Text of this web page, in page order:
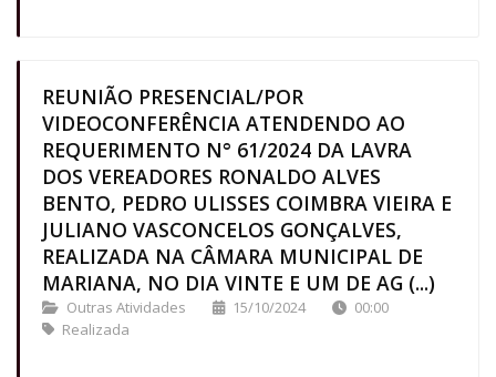
REUNIÃO PRESENCIAL/POR
VIDEOCONFERÊNCIA ATENDENDO AO
REQUERIMENTO N° 61/2024 DA LAVRA
DOS VEREADORES RONALDO ALVES
BENTO, PEDRO ULISSES COIMBRA VIEIRA E
JULIANO VASCONCELOS GONÇALVES,
REALIZADA NA CÂMARA MUNICIPAL DE
MARIANA, NO DIA VINTE E UM DE AG (...)
Outras Atividades 15/10/2024
00:00
Realizada